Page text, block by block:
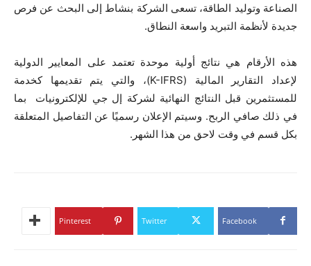
الصناعة وتوليد الطاقة، تسعى الشركة بنشاط إلى البحث عن فرص
جديدة لأنظمة التبريد واسعة النطاق.
هذه الأرقام هي نتائج أولية موحدة تعتمد على المعايير الدولية
لإعداد التقارير المالية (K-IFRS)، والتي يتم تقديمها كخدمة
للمستثمرين قبل النتائج النهائية لشركة إل جي للإلكترونيات بما
في ذلك صافي الربح. وسيتم الإعلان رسميًا عن التفاصيل المتعلقة
بكل قسم في وقت لاحق من هذا الشهر.
Facebook
Twitter
Pinterest